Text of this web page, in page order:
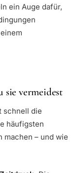
ein Auge dafür,
sie vermeidest
schnell die
häufigsten
machen – und wie